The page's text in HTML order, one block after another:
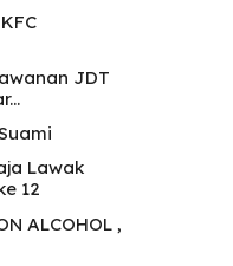
JDT
Lawak
12
ALCOHOL ,